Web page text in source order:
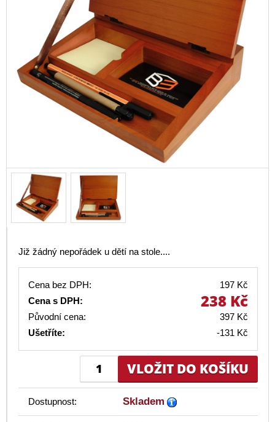
Již žádný nepořádek u dětí na stole....
Cena bez DPH:
197 Kč
Cena s DPH:
238 Kč
Původní cena:
397 Kč
Ušetříte:
-131 Kč
Dostupnost: Skladem